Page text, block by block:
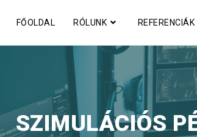
FŐOLDAL RÓLUNK REFERENCIÁK
SZIMULÁCIÓS